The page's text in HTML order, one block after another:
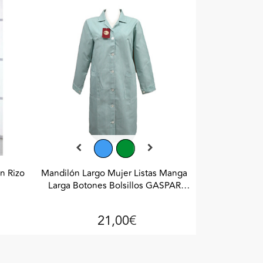
Rizo
Mandilón Largo Mujer Listas Manga
Larga Botones Bolsillos GASPAR
21,00€